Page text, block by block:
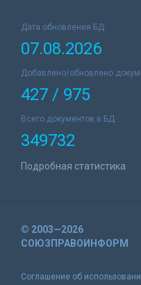
Дата обновления БД:
07.08.2026
Добавлено/обновлено
427 / 975
Всего документов в БД:
349732
Подробная статистика
© 2003—2026
СОЮЗПРАВОИНФОРМ
Соглашение об